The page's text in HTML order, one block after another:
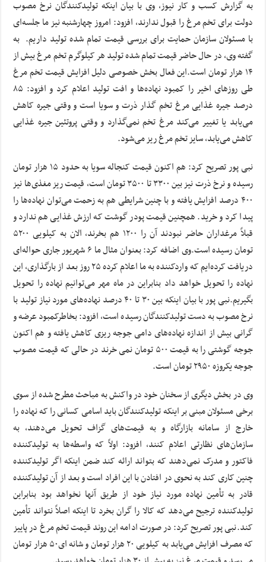
به گزارش کسب و کار نیوز، وی با بیان اینکه تولیدکنندگان نرخ مصوب
دولت برای تخم مرغ را قبول ندارند، افزود: امروز چهارشنبه نیز ما جلسه‌ای
با مسئولان سازمان حمایت برای بررسی قیمت تمام شده تولید داریم. به
گفته وی، در حال حاضر قیمت تمام شده تولید هر کیلوگرم تخم مرغ بیش از
١۴ هزار تومان است.این فعال بخش خصوصی دلیل افزایش قیمت تخم مرغ
طی روزهای اخیر را کمبود نهاده‌ها و افت تولید اعلام کرد و افزود: ٨۵
درصد جیره غذایی مرغ تخم گذار ذرت و سویا است و وقتی جیره کاهش
می‌یابد یا تغییر می‌کند مرغ تخم نمی‌گذارد و وقتی پروتئین جیره غذایی
کاهش می‌یابد، سایز تخم مرغ ریز می‌شود.
نبی پور تصریح کرد: هم اکنون قیمت کنجاله سویا به حدود ١۵ هزار تومان
رسیده و نرخ ذرت نیز بین ٣٣٠٠ تا ٣۵٠٠ تومان است، قیمت ریز مغذی‌ها نیز
۴٠٠ درصد افزایش یافته و با چنین شرایطی هم به زحمت می‌توان نهاده‌ها را
پیدا کرد و خرید. همچنین قیمت پودر گوشت که ارزش غذایی هم ندارد و
قبلاً مرغداران حاضر نبودند آن را ۱۲۰۰ هم بخرند، الان به کیلویی ۵٢٠٠
تومان رسیده است.وی اضافه کرد: بعنوان مثال ما ۶ شهریور جاری حواله‌ای
دریافت کرده‌ایم که واردکننده به ما اعلام کرده ٢۵ روز بعد از بارگذاری، این
نهاده را تحویل خواهد داد بنابراین در ماه مهر می‌توانیم نهاده را تحویل
بگیریم.نبی پور با بیان اینکه بین ٣٠ تا ۴٠ درصد نهاده‌های مورد نیاز تولید با
نرخ مصوب به دست تولیدکنندگان رسیده است، افزود: بخاطرکمبود عرضه و
گرانی بیش از اندازه نهاده‌های دامی جوجه ریزی کاهش یافته و هم اکنون
جوجه گوشتی را به قیمت ۵٠٠ تومان نمی خرند در حالی که قیمت مصوب
جوجه یکروزه ٢٩۵٠ تومان است.
وی در بخش دیگری از سخنان خود در واکنش به مباحث مطرح شده از سوی
برخی مسئولان مبنی بر اینکه تولیدکنندگان باید اسامی کسانی را که نهاده را
خارج از سامانه بازارگاه و به قیمت‌های گزاف تحویل می‌دهند، به
سازمان‌های نظارتی اعلام کنند، افزود: اولاً که واسطه‌ها به تولیدکننده
فاکتور و مدرک نمی‌دهند که بتواند ارائه کند ضمن اینکه اگر تولیدکننده
چنین کاری کند به نحوی در افتادن با این افراد است و بعد از آن تولیدکننده
قادر به تأمین نهاده مورد نیاز خود از طریق آنها نخواهد بود بنابراین
تولیدکننده ترجیح می‌دهد که کالا را گران بخرد تا اینکه اصلاً نتواند تأمین
کند.نبی پور تصریح کرد: در صورت ادامه این روند قیمت تخم مرغ در پاییز
که مصرف افزایش می‌یابد به کیلویی ٢٠ هزار تومان و شانه ای۵٠ هزار تومان